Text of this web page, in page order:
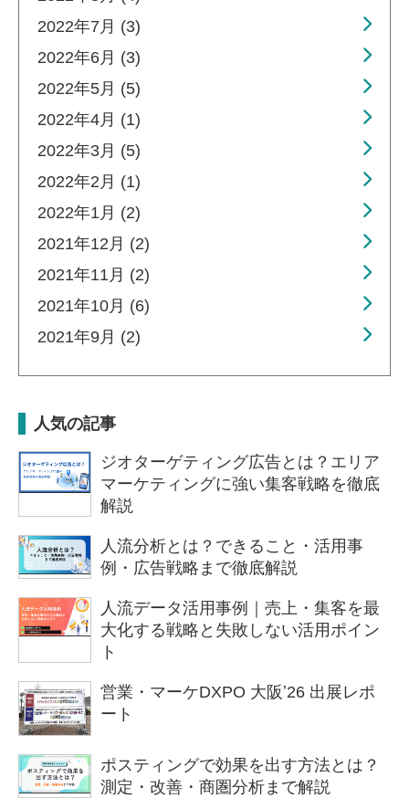
2022年7月 (3)
2022年6月 (3)
2022年5月 (5)
2022年4月 (1)
2022年3月 (5)
2022年2月 (1)
2022年1月 (2)
2021年12月 (2)
2021年11月 (2)
2021年10月 (6)
2021年9月 (2)
人気の記事
ジオターゲティング広告とは？エリア
マーケティングに強い集客戦略を徹底
解説
人流分析とは？できること・活用事
例・広告戦略まで徹底解説
人流データ活用事例｜売上・集客を最
大化する戦略と失敗しない活用ポイン
ト
営業・マーケDXPO 大阪ʼ26 出展レポ
ート
ポスティングで効果を出す方法とは？
測定・改善・商圏分析まで解説